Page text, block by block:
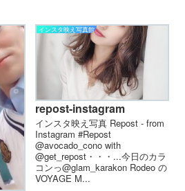
インスタ映え写真館
repost-instagram
インスタ映え写真 Repost - from
Instagram #Repost
@avocado_cono with
@get_repost・・・...今日のカラ
コンっ@glam_karakon Rodeo の
VOYAGE M...